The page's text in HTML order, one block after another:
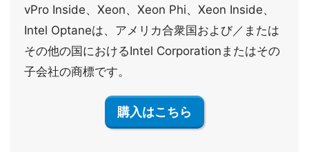
vPro Inside、Xeon、Xeon Phi、Xeon Inside、
Intel Optaneは、アメリカ合衆国および／または
その他の国におけるIntel Corporationまたはその
子会社の商標です。
購入はこちら